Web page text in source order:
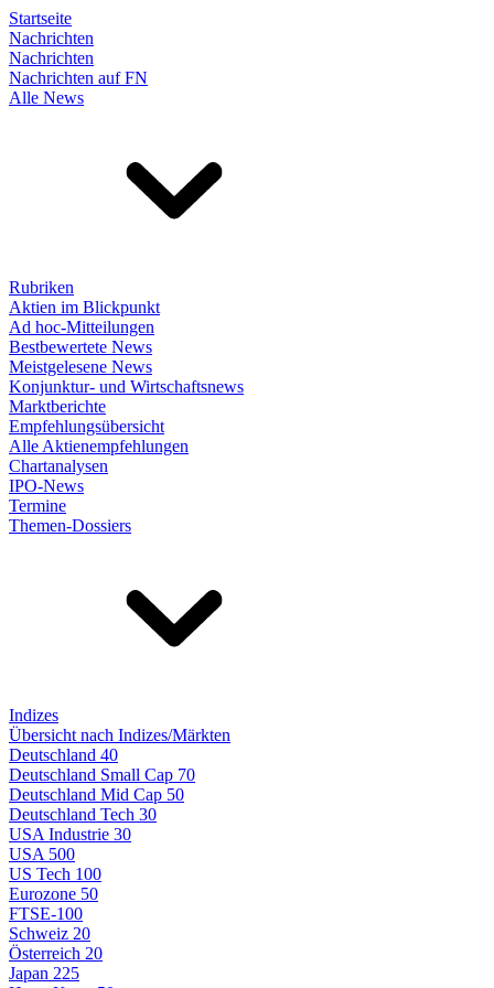
Startseite
Nachrichten
Nachrichten
Nachrichten auf FN
Alle News
Rubriken
Aktien im Blickpunkt
Ad hoc-Mitteilungen
Bestbewertete News
Meistgelesene News
Konjunktur- und Wirtschaftsnews
Marktberichte
Empfehlungsübersicht
Alle Aktienempfehlungen
Chartanalysen
IPO-News
Termine
Themen-Dossiers
Indizes
Übersicht nach Indizes/Märkten
Deutschland 40
Deutschland Small Cap 70
Deutschland Mid Cap 50
Deutschland Tech 30
USA Industrie 30
USA 500
US Tech 100
Eurozone 50
FTSE-100
Schweiz 20
Österreich 20
Japan 225